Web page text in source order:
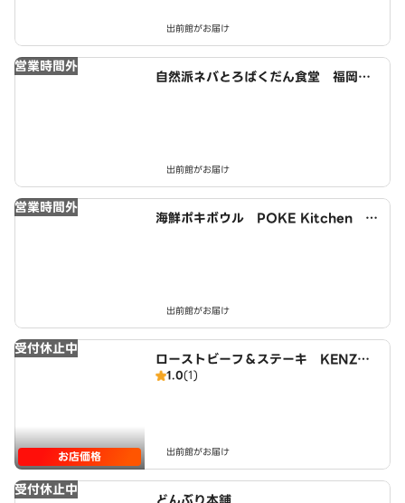
出前館がお届け
営業時間外
自然派ネバとろばくだん食堂 福岡大
出前館がお届け
営業時間外
海鮮ポキボウル POKE Kitchen 福
出前館がお届け
受付休止中
お店価格
ローストビーフ＆ステーキ KENZO r
o－sutobi－hu ando sute－ki kenz
1.0(1)
出前館がお届け
受付休止中